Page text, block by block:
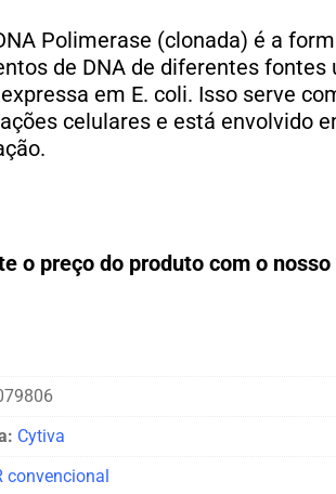
Polimerase (clonada) é a
de DNA de diferentes fontes
em E. coli. Isso serve
celulares e está envolvido
o preço do produto com o
Cytiva
convencional